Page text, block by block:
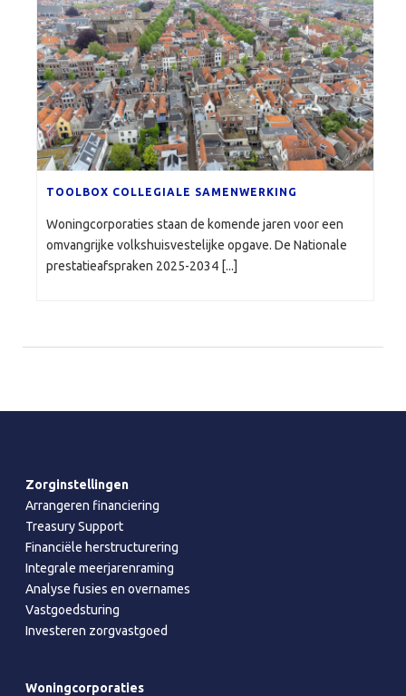
TOOLBOX COLLEGIALE SAMENWERKING
Woningcorporaties staan de komende jaren voor een
omvangrijke volkshuisvestelijke opgave. De Nationale
prestatieafspraken 2025-2034 [...]
Zorginstellingen
Arrangeren financiering
Treasury Support
Financiële herstructurering
Integrale meerjarenraming
Analyse fusies en overnames
Vastgoedsturing
Investeren zorgvastgoed
Woningcorporaties